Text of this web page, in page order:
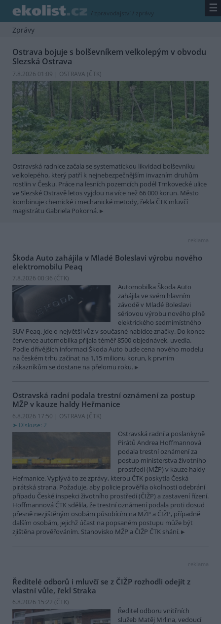
/ zpravodajství / zprávy ☰
Zprávy
Ostrava bojuje s bolševníkem velkolepým v obvodu
Slezská Ostrava
7.8.2026 01:09 | OSTRAVA (ČTK)
Ostravská radnice začala se systematickou likvidací bolševníku
velkolepého, který patří k nejnebezpečnějším invazním druhům
rostlin v Česku. Práce na lesních pozemcích podél Trnkovecké ulice
ve Slezské Ostravě letos vyjdou na více než 66 000 korun. Město
kombinuje chemické i mechanické metody, řekla ČTK mluvčí
magistrátu Gabriela Pokorná.
reklama
Škoda Auto zahájila v Mladé Boleslavi výrobu nového
elektromobilu Peaq
7.8.2026 00:36 (ČTK)
Automobilka Škoda Auto
zahájila ve svém hlavním
závodě v Mladé Boleslavi
sériovou výrobu nového plně
elektrického sedmimístného
SUV Peaq. Jde o největší vůz v současné nabídce značky. Do konce
července automobilka přijala téměř 8500 objednávek, uvedla.
Podle dřívějších informací Škoda Auto bude cena nového modelu
na českém trhu začínat na 1,15 milionu korun, k prvním
zákazníkům se dostane na přelomu roku.
Ostravská radní podala trestní oznámení za postup
MŽP v kauze haldy Heřmanice
6.8.2026 17:50 | OSTRAVA (ČTK)
Diskuse: 2
Ostravská radní a poslankyně
Pirátů Andrea Hoffmannová
podala trestní oznámení za
postup ministerstva životního
prostředí (MŽP) v kauze haldy
Heřmanice. Vyplývá to ze zprávy, kterou ČTK poskytla Česká
pirátská strana. Požaduje, aby policie prověřila okolnosti odebrání
případu České inspekci životního prostředí (ČIŽP) a zastavení řízení.
Hoffmannová ČTK sdělila, že trestní oznámení podala proti dosud
přesně nezjištěným osobám působícím na MŽP a ČIŽP, případně
dalším osobám, jejichž účast na popsaném postupu může být
zjištěna prověřováním. Stanovisko MŽP a ČIŽP ČTK shání.
reklama
Ředitelé odborů i mluvčí se z ČIŽP rozhodli odejít z
vlastní vůle, řekl Straka
6.8.2026 15:22 (ČTK)
Ředitel odboru vnitřních
služeb Matěj Mrlina, vedoucí